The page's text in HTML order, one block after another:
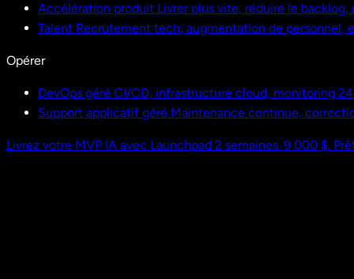
Accélération produit Livrer plus vite, réduire le
Talent Recrutement tech, augmentation de personnel,
Opérer
DevOps géré CI/CD, infrastructure cloud, monitoring
Support applicatif géré Maintenance continue,
Livrez votre MVP IA avec Launchpad 2 semaines. 9 000 $.